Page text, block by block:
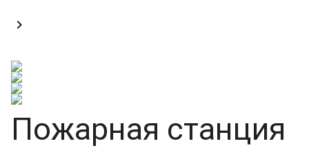

Пожарная станция